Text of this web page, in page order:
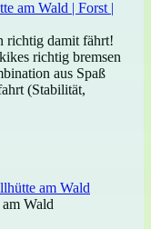
richtig damit fährt!
richtig bremsen
aus Spaß
(Stabilität,
am Wald
Wald